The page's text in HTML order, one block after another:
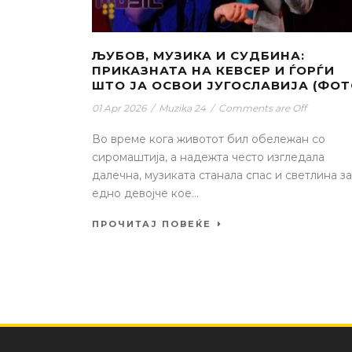
ЉУБОВ, МУЗИКА И СУДБИНА:
ПРИКАЗНАТА НА КЕВСЕР И ЃОРЃИ
ШТО ЈА ОСВОИ ЈУГОСЛАВИЈА
01 Apr 2026 / Muzika 24 / Comments are Off
Во време кога животот бил обележан со
сиромаштија, а надежта често изгледала
далечна, музиката станала спас и светлина за
едно девојче кое...
ПРОЧИТАЈ ПОВЕЌЕ